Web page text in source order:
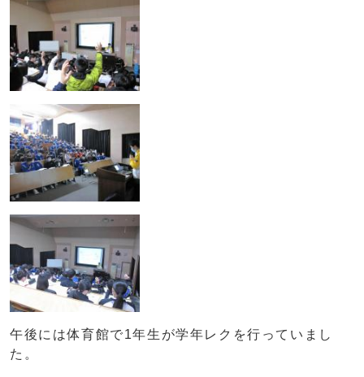
午後には体育館で1年生が学年レクを行っていまし
た。